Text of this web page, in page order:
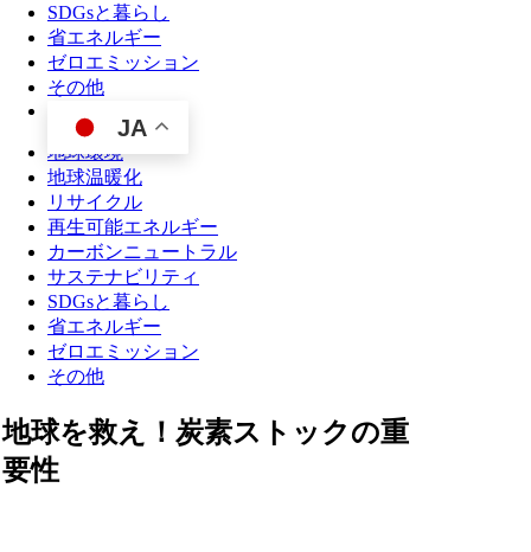
SDGsと暮らし
省エネルギー
ゼロエミッション
その他
JA
地球環境
地球温暖化
リサイクル
再生可能エネルギー
カーボンニュートラル
サステナビリティ
SDGsと暮らし
省エネルギー
ゼロエミッション
その他
地球を救え！炭素ストックの重
要性